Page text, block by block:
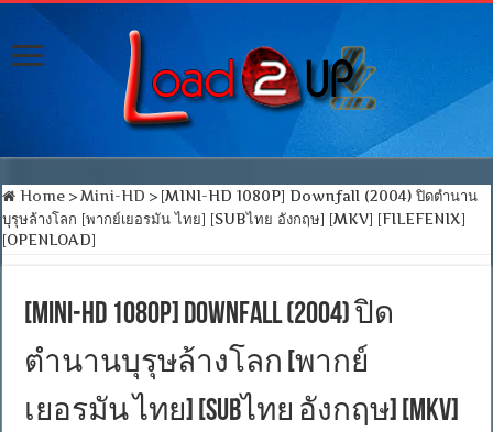
Home > Mini-HD > [MINI-HD 1080P] Downfall (2004) ปิดตำนาน
บุรุษล้างโลก [พากย์เยอรมัน ไทย] [SUBไทย อังกฤษ] [MKV] [FILEFENIX]
[OPENLOAD]
[MINI-HD 1080P] Downfall (2004) ปิด
ตำนานบุรุษล้างโลก [พากย์
เยอรมัน ไทย] [SUBไทย อังกฤษ] [MKV]